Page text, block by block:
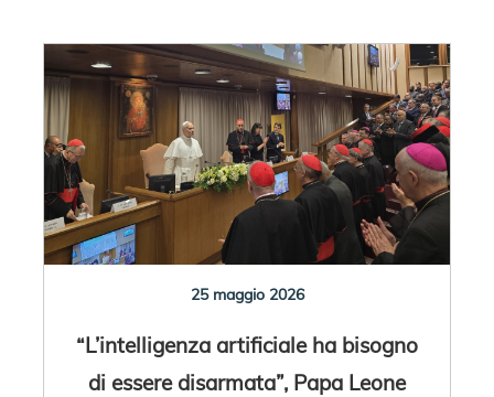
25 maggio 2026
“L’intelligenza artificiale ha bisogno
di essere disarmata”, Papa Leone